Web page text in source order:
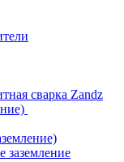
сварка Zandz
заземление